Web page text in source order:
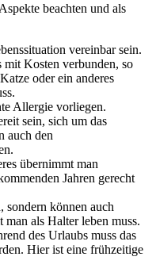
beachten und als
vereinbar sein.
mit Kosten verbunden, so
oder ein anderes
Allergie vorliegen.
sein, sich um das
auch den
übernimmt man
Jahren gerecht
sondern können auch
als Halter leben muss.
des Urlaubs muss das
Hier ist eine frühzeitige